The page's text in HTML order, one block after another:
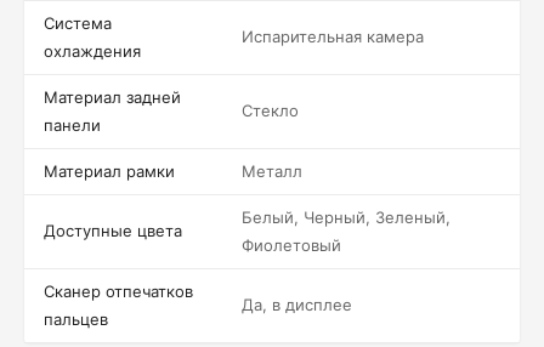
Система
охлаждения
Испарительная камера
Материал задней
панели
Стекло
Материал рамки Металл
Доступные цвета
Белый, Черный, Зеленый,
Фиолетовый
Сканер отпечатков
пальцев
Да, в дисплее